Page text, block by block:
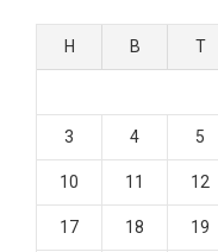
H B T
3 4 5
10 11 12
17 18 19